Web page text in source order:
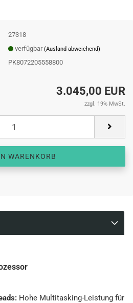
27318
verfügbar(Ausland abweichend)
PK8072205558800
3.045,00 EUR
zzgl. 19% MwSt.
Hohe Multitasking-Leistung für